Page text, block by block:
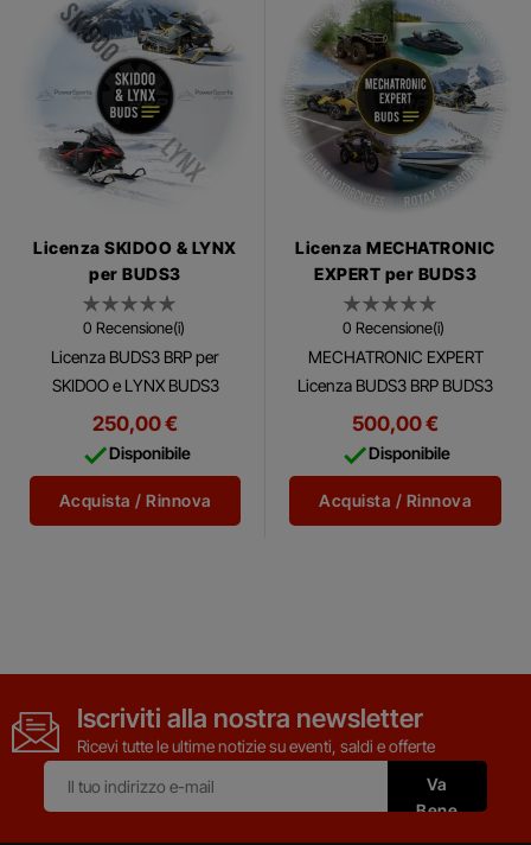
Licenza SKIDOO & LYNX
per BUDS3
0 Recensione(i)
Licenza BUDS3 BRP per
SKIDOO e LYNX BUDS3
(Software di Utilità e
Diagnostica BRP) è un
software diagnostico
completo multilingue che
consente...
250,00 €
Disponibile
Acquista / Rinnova
Licenza MECHATRONIC
EXPERT per BUDS3
0 Recensione(i)
MECHATRONIC EXPERT
Licenza BUDS3 BRP BUDS3
(Software di Utilità e
Diagnostica BRP) è un
software diagnostico
completo multilingue che
consente...
500,00 €
Disponibile
Acquista / Rinnova
Iscriviti alla nostra newsletter
Ricevi tutte le ultime notizie su eventi, saldi e offerte